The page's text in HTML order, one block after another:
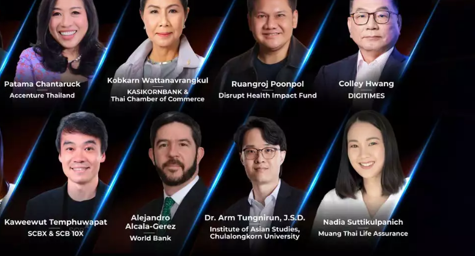
No comment
3 เรื่องที่ประเทศไทยต้อง Focus สร้างคน–
นวัตกรรม–ปฏิรูประบบราชการ เพื่อยกระดับขีดความ
สามารถประเทศ